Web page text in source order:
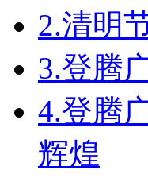
2.清明
3.登腾
4.登腾
辉煌